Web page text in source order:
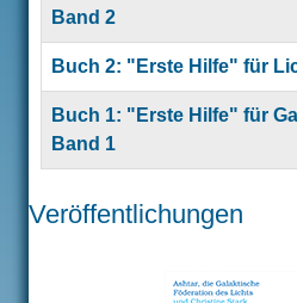
Band 2
Buch 2: "Erste Hilfe" für
Buch 1: "Erste Hilfe" für
Band 1
Veröffentlichungen